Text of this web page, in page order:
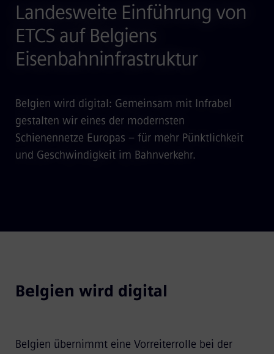
Landesweite Einführung von
ETCS auf Belgiens
Eisenbahninfrastruktur
Belgien wird digital: Gemeinsam mit Infrabel
gestalten wir eines der modernsten
Schienennetze Europas – für mehr Pünktlichkeit
und Geschwindigkeit im Bahnverkehr.
Belgien wird digital
Belgien übernimmt eine Vorreiterrolle bei der